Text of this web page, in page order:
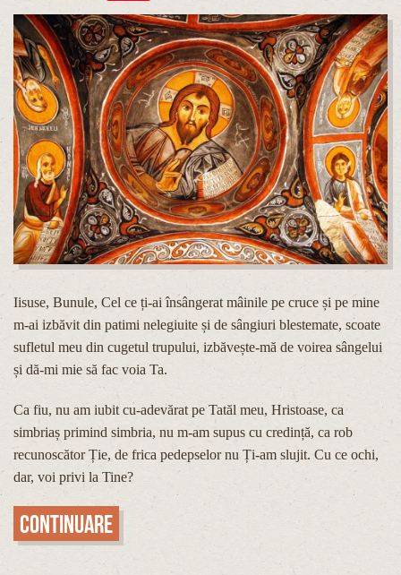
Iisuse, Bunule, Cel ce ți-ai însângerat mâinile pe cruce și pe mine
m-ai izbăvit din patimi nelegiuite și de sângiuri blestemate, scoate
sufletul meu din cugetul trupului, izbăvește-mă de voirea sângelui
și dă-mi mie să fac voia Ta.
Ca fiu, nu am iubit cu-adevărat pe Tatăl meu, Hristoase, ca
simbriaș primind simbria, nu m-am supus cu credință, ca rob
recunoscător Ție, de frica pedepselor nu Ți-am slujit. Cu ce ochi,
dar, voi privi la Tine?
Continuare